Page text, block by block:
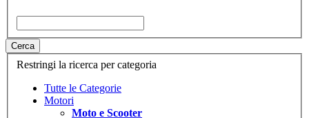
Cerca
Restringi la ricerca per categoria
Tutte le Categorie
Motori
Moto e Scooter